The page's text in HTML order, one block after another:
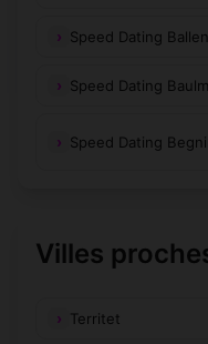
Speed Dating
Speed Dating
Speed Dating
Villes
Territet